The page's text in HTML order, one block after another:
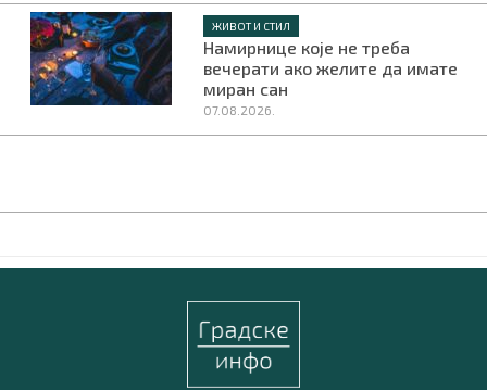
ЖИВОТ И СТИЛ
Намирнице које не треба
вечерати ако желите да имате
миран сан
07.08.2026.